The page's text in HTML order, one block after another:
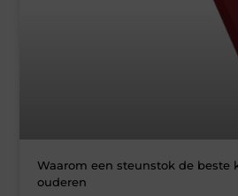
Waarom een steunstok de beste
ouderen